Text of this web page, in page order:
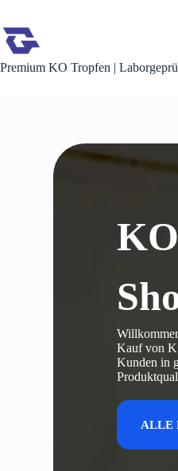
Premium KO Tropfen |
Kauf von
Kunden in
ALLE